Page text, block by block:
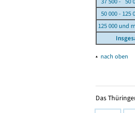
50 000 - 125
125 000 und
▴ nach oben
Das